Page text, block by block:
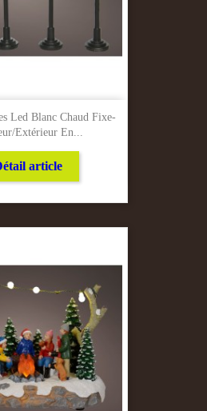
Led Blanc Chaud Fixe-
Extérieur En...
article